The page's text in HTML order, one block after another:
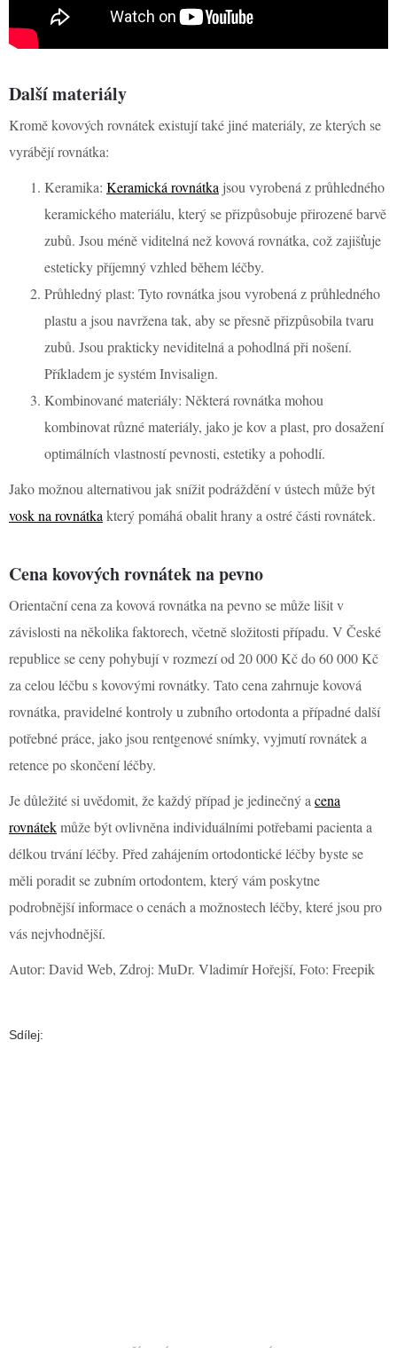
Další materiály
Kromě kovových rovnátek existují také jiné materiály, ze kterých se
vyrábějí rovnátka:
Keramika: Keramická rovnátka jsou vyrobená z průhledného
keramického materiálu, který se přizpůsobuje přirozené barvě
zubů. Jsou méně viditelná než kovová rovnátka, což zajišťuje
esteticky příjemný vzhled během léčby.
Průhledný plast: Tyto rovnátka jsou vyrobená z průhledného
plastu a jsou navržena tak, aby se přesně přizpůsobila tvaru
zubů. Jsou prakticky neviditelná a pohodlná při nošení.
Příkladem je systém Invisalign.
Kombinované materiály: Některá rovnátka mohou
kombinovat různé materiály, jako je kov a plast, pro dosažení
optimálních vlastností pevnosti, estetiky a pohodlí.
Jako možnou alternativou jak snížit podráždění v ústech může být
vosk na rovnátka který pomáhá obalit hrany a ostré části rovnátek.
Cena kovových rovnátek na pevno
Orientační cena za kovová rovnátka na pevno se může lišit v
závislosti na několika faktorech, včetně složitosti případu. V České
republice se ceny pohybují v rozmezí od 20 000 Kč do 60 000 Kč
za celou léčbu s kovovými rovnátky. Tato cena zahrnuje kovová
rovnátka, pravidelné kontroly u zubního ortodonta a případné další
potřebné práce, jako jsou rentgenové snímky, vyjmutí rovnátek a
retence po skončení léčby.
Je důležité si uvědomit, že každý případ je jedinečný a cena
rovnátekmůže být ovlivněna individuálními potřebami pacienta a
délkou trvání léčby. Před zahájením ortodontické léčby byste se
měli poradit se zubním ortodontem, který vám poskytne
podrobnější informace o cenách a možnostech léčby, které jsou pro
vás nejvhodnější.
Autor: David Web, Zdroj: MuDr. Vladimír Hořejší, Foto: Freepik
Sdílej: